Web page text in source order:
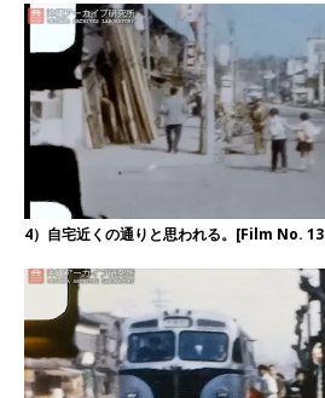
4）自宅近くの通りと思われる。[Film No.